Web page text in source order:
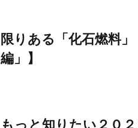
限りある「化石燃料
編」】
もっと知りたい２０